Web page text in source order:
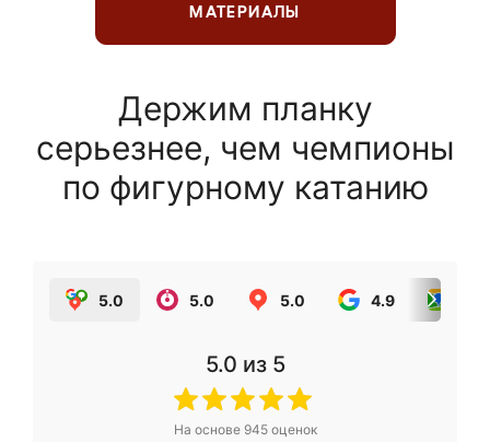
МАТЕРИАЛЫ
Держим планку
серьезнее, чем чемпионы
по фигурному катанию
5.0 5.0 5.0 4.9
5.0 из 5
На основе 945оценок